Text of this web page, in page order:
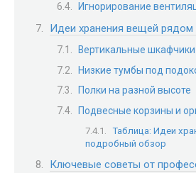
Игнорирование
Идеи хранения вещей рядом
Вертикальные
Низкие тумбы под
Полки на разной высоте
Подвесные корзины и
Таблица: Идеи
подробный обзор
Ключевые советы от